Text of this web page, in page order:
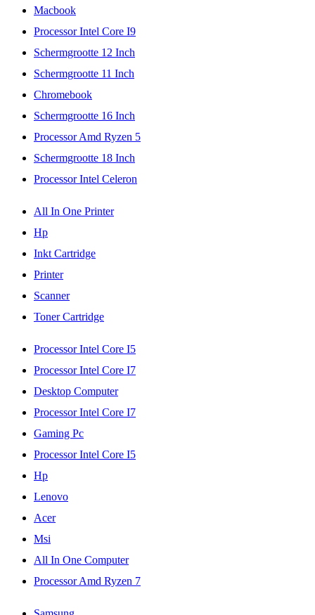
Macbook
Processor Intel Core I9
Schermgrootte 12 Inch
Schermgrootte 11 Inch
Chromebook
Schermgrootte 16 Inch
Processor Amd Ryzen 5
Schermgrootte 18 Inch
Processor Intel Celeron
All In One Printer
Hp
Inkt Cartridge
Printer
Scanner
Toner Cartridge
Processor Intel Core I5
Processor Intel Core I7
Desktop Computer
Processor Intel Core I7
Gaming Pc
Processor Intel Core I5
Hp
Lenovo
Acer
Msi
All In One Computer
Processor Amd Ryzen 7